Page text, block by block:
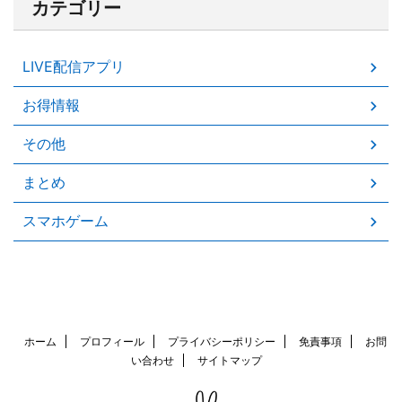
カテゴリー
LIVE配信アプリ
お得情報
その他
まとめ
スマホゲーム
ホーム プロフィール プライバシーポリシー 免責事項
お問
い合わせ
サイトマップ